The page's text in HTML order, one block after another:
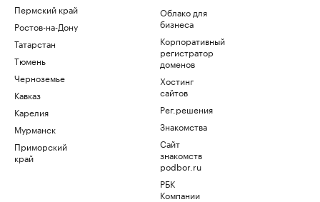
Пермский край
Ростов-на-Дону
Татарстан
Тюмень
Черноземье
Кавказ
Карелия
Мурманск
Приморский
край
Облако для
бизнеса
Корпоративный
регистратор
доменов
Хостинг
сайтов
Рег.решения
Знакомства
Сайт
знакомств
podbor.ru
РБК
Компании